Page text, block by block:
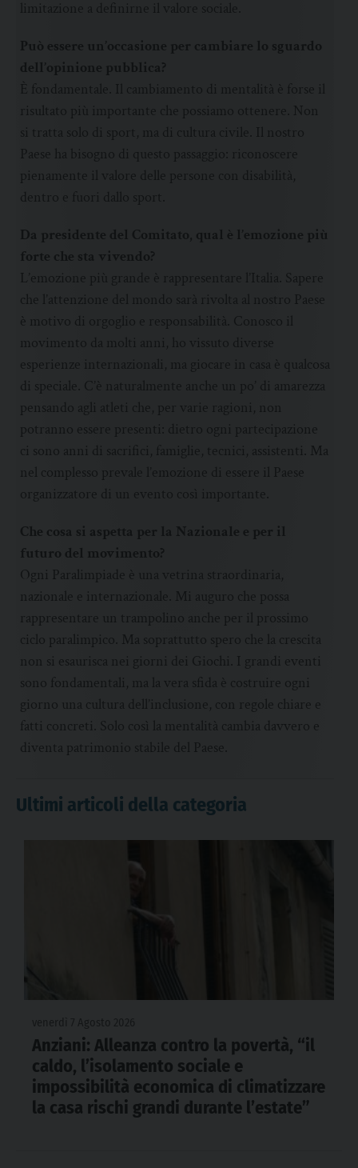
Paese ha bisogno di questo passaggio: riconoscere
pienamente il valore delle persone con disabilità,
dentro e fuori dallo sport.
Da presidente del Comitato, qual è l’emozione più
forte che sta vivendo?
L’emozione più grande è rappresentare l’Italia. Sapere
che l’attenzione del mondo sarà rivolta al nostro Paese
è motivo di orgoglio e responsabilità. Conosco il
movimento da molti anni, ho vissuto diverse
esperienze internazionali, ma giocare in casa è qualcosa
di speciale. C’è naturalmente anche un po’ di amarezza
pensando agli atleti che, per varie ragioni, non
potranno essere presenti: dietro ogni partecipazione
ci sono anni di sacrifici, famiglie, tecnici, assistenti. Ma
nel complesso prevale l’emozione di essere il Paese
organizzatore di un evento così importante.
Che cosa si aspetta per la Nazionale e per il
futuro del movimento?
Ogni Paralimpiade è una vetrina straordinaria,
nazionale e internazionale. Mi auguro che possa
rappresentare un trampolino anche per il prossimo
ciclo paralimpico. Ma soprattutto spero che la crescita
non si esaurisca nei giorni dei Giochi. I grandi eventi
sono fondamentali, ma la vera sfida è costruire ogni
giorno una cultura dell’inclusione, con regole chiare e
fatti concreti. Solo così la mentalità cambia davvero e
diventa patrimonio stabile del Paese.
Ultimi articoli della categoria
Anziani: Alleanza contro la povertà, “il
caldo, l’isolamento sociale e
impossibilità economica di climatizzare
la casa rischi grandi durante l’estate”